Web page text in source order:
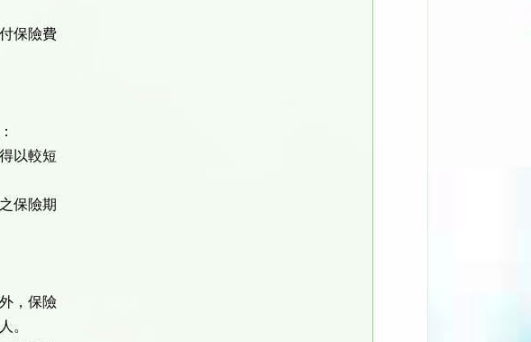
保險費
以較短
保險期
，保險
。